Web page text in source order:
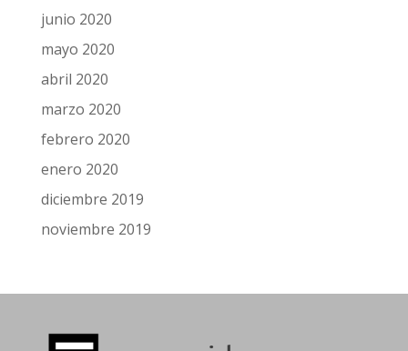
junio 2020
mayo 2020
abril 2020
marzo 2020
febrero 2020
enero 2020
diciembre 2019
noviembre 2019